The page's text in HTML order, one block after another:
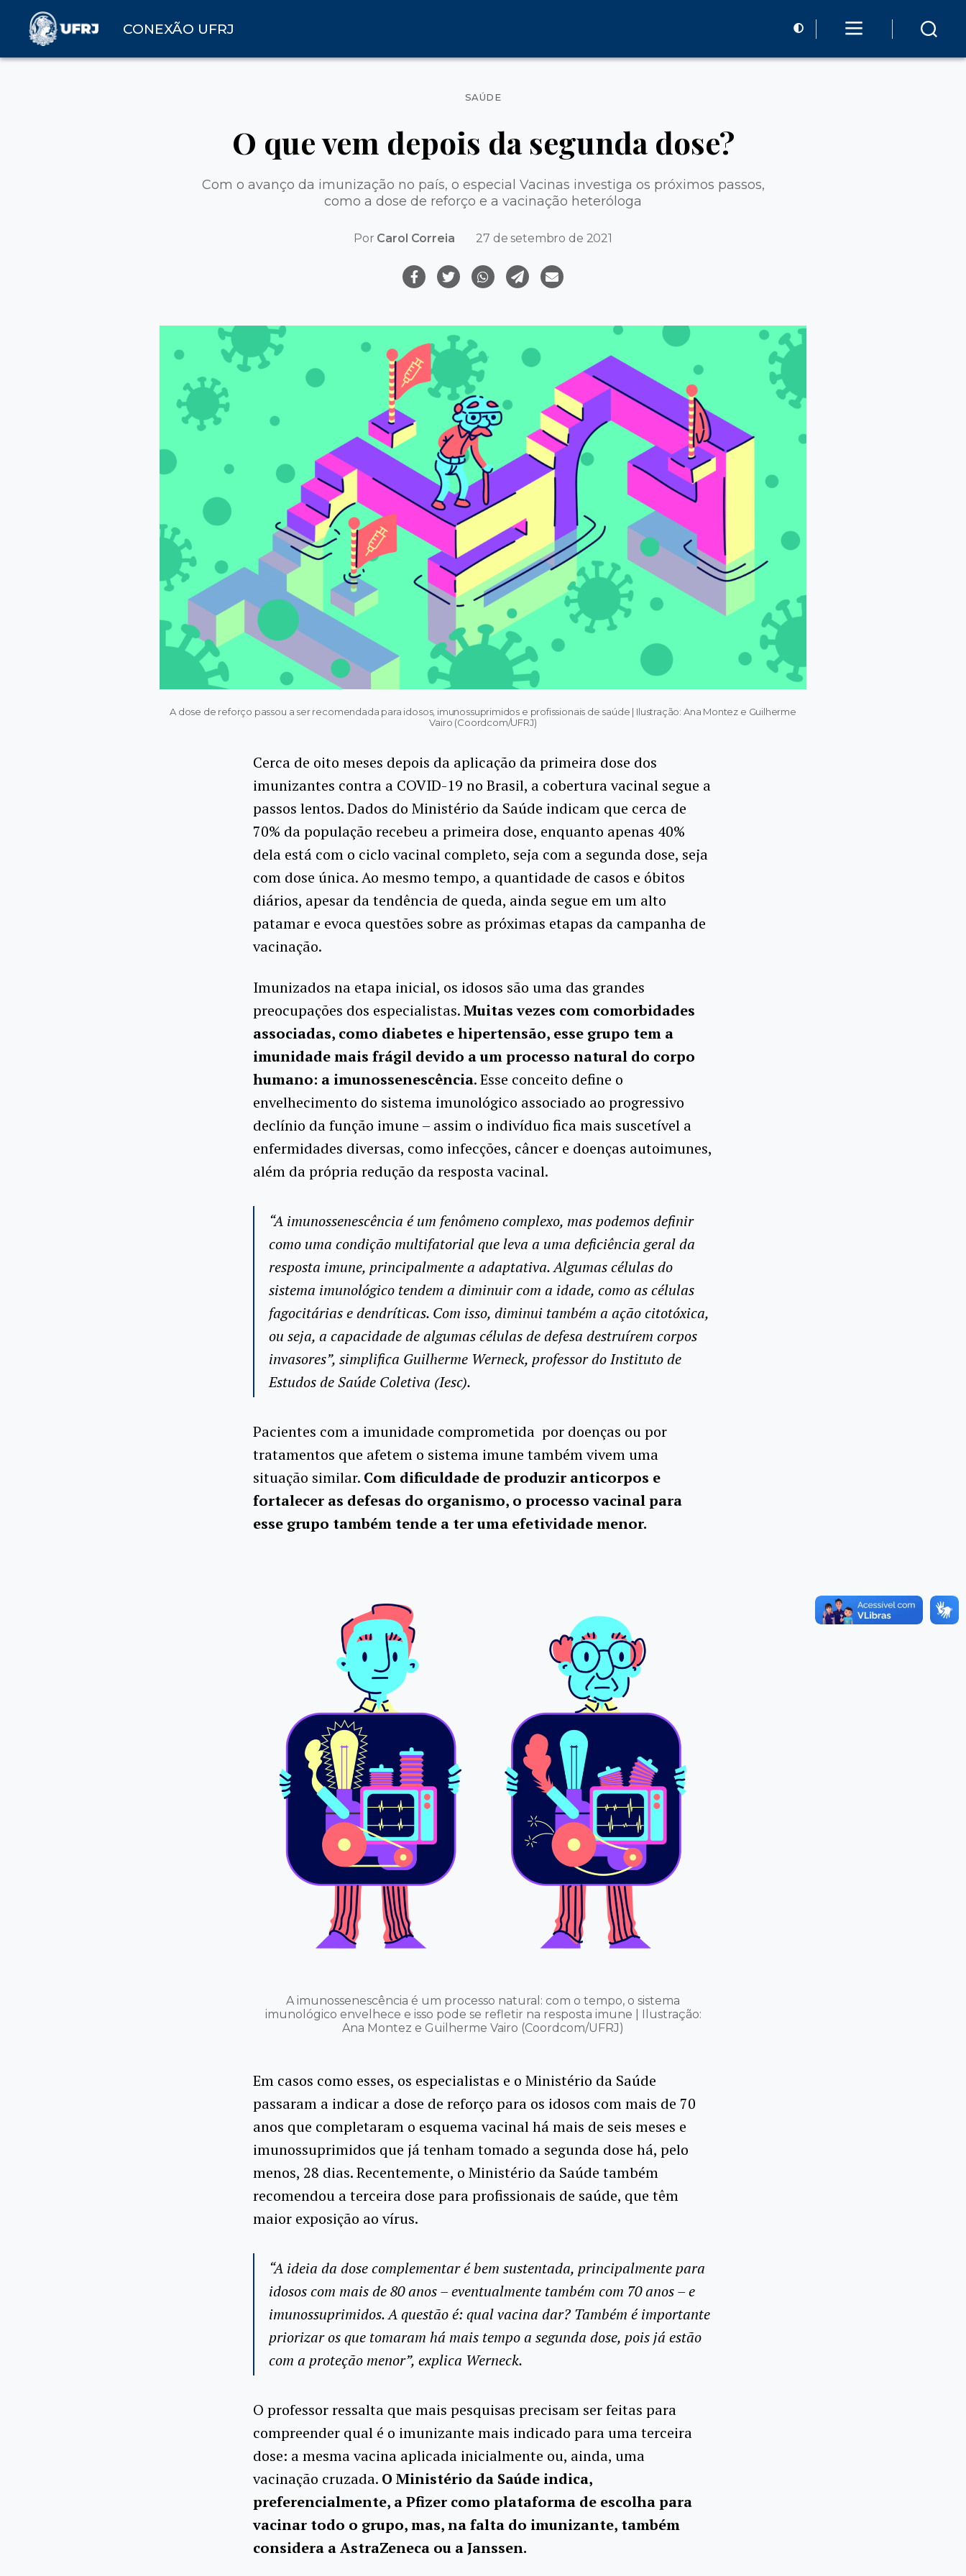
CONEXÃO UFRJ
Categorias
SAÚDE
O que vem depois da segunda dose?
Com o avanço da imunização no país, o especial Vacinas investiga os próximos passos,
como a dose de reforço e a vacinação heteróloga
Por Carol Correia 27 de setembro de 2021
A dose de reforço passou a ser recomendada para idosos, imunossuprimidos e profissionais de saúde | Ilustração: Ana Montez e Guilherme
Vairo (Coordcom/UFRJ)
Cerca de oito meses depois da aplicação da primeira dose dos
imunizantes contra a COVID-19 no Brasil, a cobertura vacinal segue a
passos lentos. Dados do Ministério da Saúde indicam que cerca de
70% da população recebeu a primeira dose, enquanto apenas 40%
dela está com o ciclo vacinal completo, seja com a segunda dose, seja
com dose única. Ao mesmo tempo, a quantidade de casos e óbitos
diários, apesar da tendência de queda, ainda segue em um alto
patamar e evoca questões sobre as próximas etapas da campanha de
vacinação.
Imunizados na etapa inicial, os idosos são uma das grandes
preocupações dos especialistas.Muitas vezes com comorbidades
associadas, como diabetes e hipertensão, esse grupo tem a
imunidade mais frágil devido a um processo natural do corpo
humano: a imunossenescência. Esse conceito define o
envelhecimento do sistema imunológico associado ao progressivo
declínio da função imune – assim o indivíduo fica mais suscetível a
enfermidades diversas, como infecções, câncer e doenças autoimunes,
além da própria redução da resposta vacinal.
“A imunossenescência é um fenômeno complexo, mas podemos definir
como uma condição multifatorial que leva a uma deficiência geral da
resposta imune, principalmente a adaptativa. Algumas células do
sistema imunológico tendem a diminuir com a idade, como as células
fagocitárias e dendríticas. Com isso, diminui também a ação citotóxica,
ou seja, a capacidade de algumas células de defesa destruírem corpos
invasores”, simplifica Guilherme Werneck, professor do Instituto de
Estudos de Saúde Coletiva (Iesc).
Pacientes com a imunidade comprometida por doenças ou por
tratamentos que afetem o sistema imune também vivem uma
situação similar. Com dificuldade de produzir anticorpos e
fortalecer as defesas do organismo, o processo vacinal para
esse grupo também tende a ter uma efetividade menor.
A imunossenescência é um processo natural: com o tempo, o sistema
imunológico envelhece e isso pode se refletir na resposta imune | Ilustração:
Ana Montez e Guilherme Vairo (Coordcom/UFRJ)
Em casos como esses, os especialistas e o Ministério da Saúde
passaram a indicar a dose de reforço para os idosos com mais de 70
anos que completaram o esquema vacinal há mais de seis meses e
imunossuprimidos que já tenham tomado a segunda dose há, pelo
menos, 28 dias. Recentemente, o Ministério da Saúde também
recomendou a terceira dose para profissionais de saúde, que têm
maior exposição ao vírus.
“A ideia da dose complementar é bem sustentada, principalmente para
idosos com mais de 80 anos – eventualmente também com 70 anos – e
imunossuprimidos. A questão é: qual vacina dar? Também é importante
priorizar os que tomaram há mais tempo a segunda dose, pois já estão
com a proteção menor”, explica Werneck.
O professor ressalta que mais pesquisas precisam ser feitas para
compreender qual é o imunizante mais indicado para uma terceira
dose: a mesma vacina aplicada inicialmente ou, ainda, uma
vacinação cruzada. O Ministério da Saúde indica,
preferencialmente, a Pfizer como plataforma de escolha para
vacinar todo o grupo, mas, na falta do imunizante, também
considera a AstraZeneca ou a Janssen.